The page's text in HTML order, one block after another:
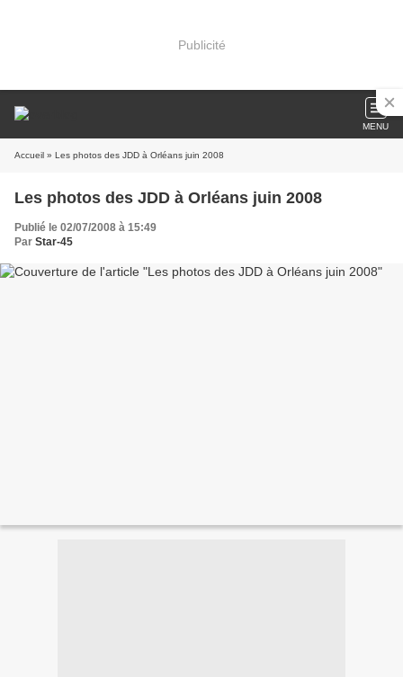
Publicité
MENU
Accueil » Les photos des JDD à Orléans juin 2008
Les photos des JDD à Orléans juin 2008
Publié le 02/07/2008 à 15:49
Par Star-45